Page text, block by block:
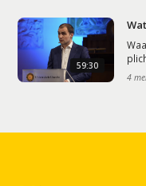
59:30
4